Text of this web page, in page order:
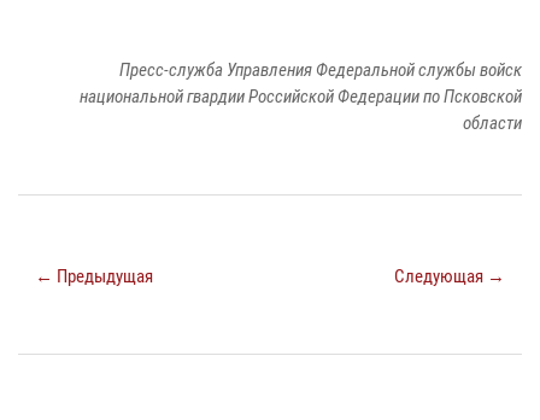
Пресс-служба Управления Федеральной службы войск
национальной гвардии Российской Федерации по Псковской
области
← Предыдущая Следующая →